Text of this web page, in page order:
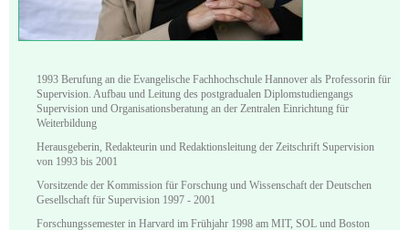
1993 Berufung an die Evangelische Fachhochschule Hannover als Professorin für
Supervision. Aufbau und Leitung des postgradualen Diplomstudiengangs
Supervision und Organisationsberatung an der Zentralen Einrichtung für
Weiterbildung
Herausgeberin, Redakteurin und Redaktionsleitung der Zeitschrift Supervision
von 1993 bis 2001
Vorsitzende der Kommission für Forschung und Wissenschaft der Deutschen
Gesellschaft für Supervision 1997 - 2001
Forschungssemester in Harvard im Frühjahr 1998 am MIT, SOL und Boston